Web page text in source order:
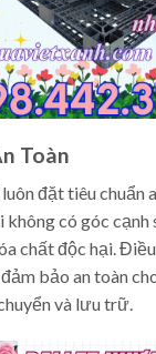
Toàn
đặt tiêu chuẩn
không có góc cạnh
chất độc hại.
đảm bảo an toàn
và lưu trữ.